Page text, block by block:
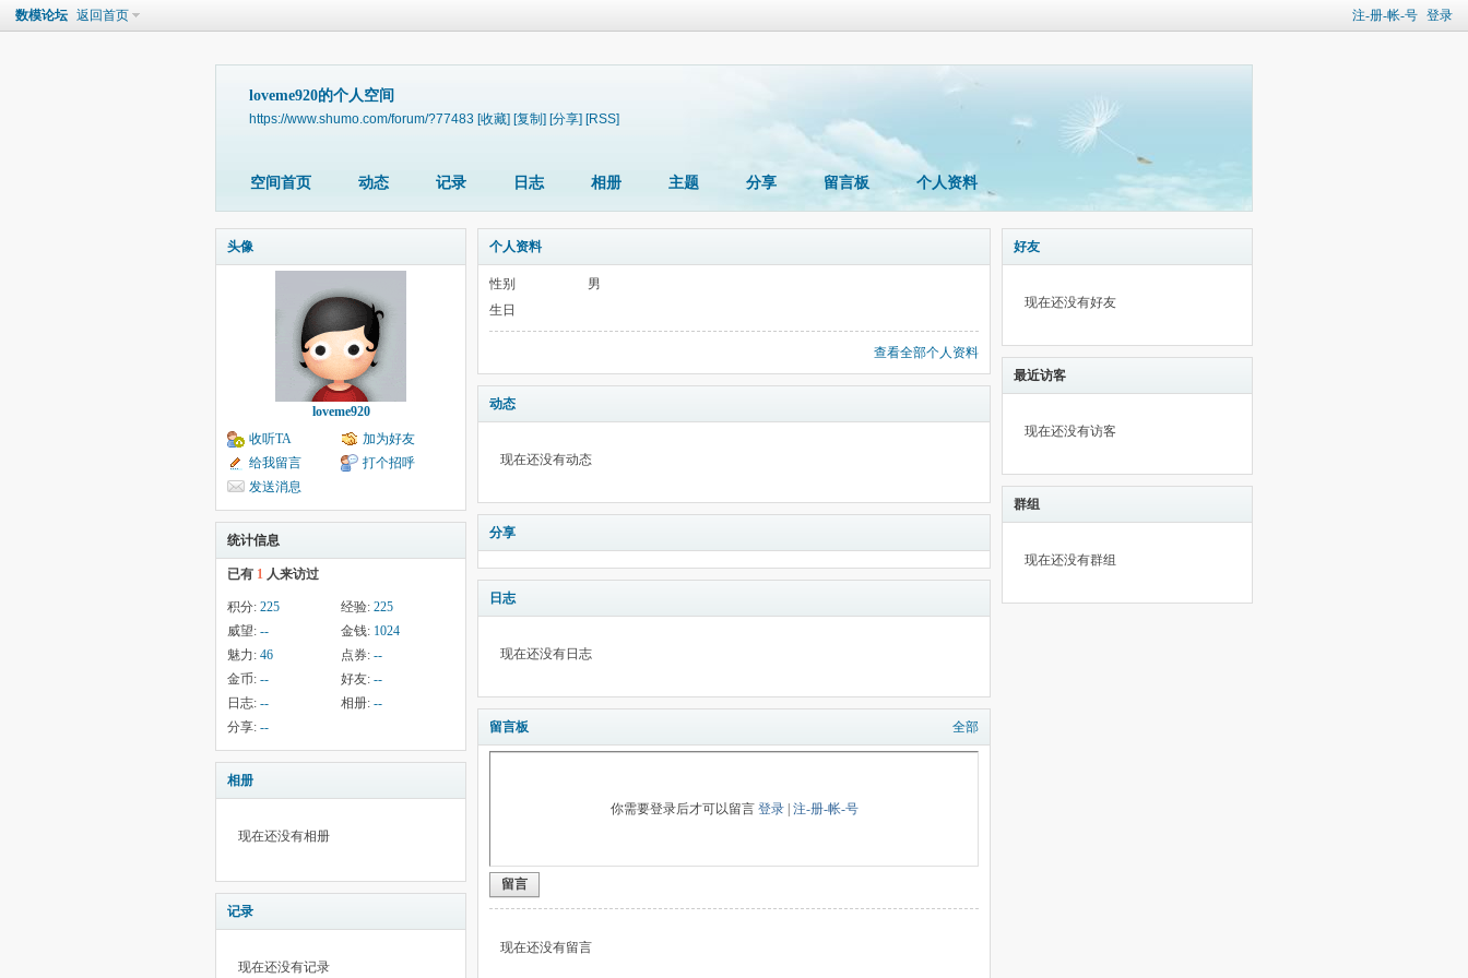
注-册-帐-号 登录
数模论坛 返回首页
loveme920的个人空间
https://www.shumo.com/forum/?77483 [收藏] [复制] [分享] [RSS]
空间首页 动态 记录 日志 相册 主题 分享 留言板 个人资料
头像
loveme920
收听TA
加为好友
给我留言
打个招呼
发送消息
统计信息
已有 1 人来访过
积分: 225 经验: 225
威望: -- 金钱: 1024
魅力: 46 点券: --
金币: -- 好友: --
日志: -- 相册: --
分享: --
相册
现在还没有相册
记录
现在还没有记录
个人资料
性别
男
生日
查看全部个人资料
动态
现在还没有动态
分享
日志
现在还没有日志
留言板 全部
你需要登录后才可以留言 登录| 注-册-帐-号
留言
现在还没有留言
好友
现在还没有好友
最近访客
现在还没有访客
群组
现在还没有群组